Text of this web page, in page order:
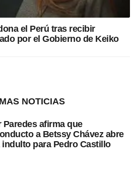
a
c
el Perú tras recibir
por el Gobierno de Keiko
NOTICIAS
Paredes afirma que
a Betssy Chávez abre
indulto para Pedro Castillo